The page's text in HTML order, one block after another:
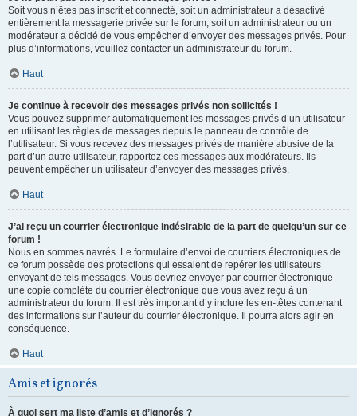
Soit vous n’êtes pas inscrit et connecté, soit un administrateur a désactivé
entièrement la messagerie privée sur le forum, soit un administrateur ou un
modérateur a décidé de vous empêcher d’envoyer des messages privés. Pour
plus d’informations, veuillez contacter un administrateur du forum.
Haut
Je continue à recevoir des messages privés non sollicités !
Vous pouvez supprimer automatiquement les messages privés d’un utilisateur
en utilisant les règles de messages depuis le panneau de contrôle de
l’utilisateur. Si vous recevez des messages privés de manière abusive de la
part d’un autre utilisateur, rapportez ces messages aux modérateurs. Ils
peuvent empêcher un utilisateur d’envoyer des messages privés.
Haut
J’ai reçu un courrier électronique indésirable de la part de quelqu’un sur ce
forum !
Nous en sommes navrés. Le formulaire d’envoi de courriers électroniques de
ce forum possède des protections qui essaient de repérer les utilisateurs
envoyant de tels messages. Vous devriez envoyer par courrier électronique
une copie complète du courrier électronique que vous avez reçu à un
administrateur du forum. Il est très important d’y inclure les en-têtes contenant
des informations sur l’auteur du courrier électronique. Il pourra alors agir en
conséquence.
Haut
Amis et ignorés
À quoi sert ma liste d’amis et d’ignorés ?